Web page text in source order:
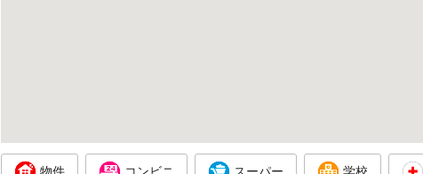
物件 コンビニ スーパー 学校